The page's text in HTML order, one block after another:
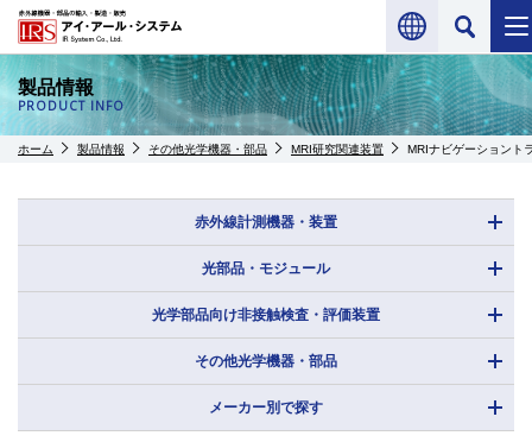
製品情報
PRODUCT INFO
ホーム 製品情報 その他光学機器・部品 MRI研究関連装置 MRIナビゲーショント
赤外線計測機器・装置
光部品・モジュール
光学部品向け非接触検査・評価装置
その他光学機器・部品
メーカー別で探す